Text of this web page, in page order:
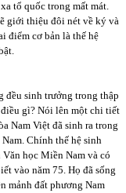
tổ quốc trong mất mát.
giới thiệu đôi nét về ký và
điểm cơ bản là thế hệ
đều sinh trưởng trong thập
gì? Nói lên một chi tiết
Nam Việt đã sinh ra trong
Chính thế hệ sinh
học Miền Nam và có
vào năm 75. Họ đã sống
mảnh đất phương Nam